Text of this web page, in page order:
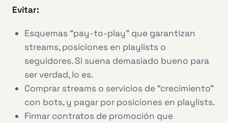
Evitar:
Esquemas “pay-to-play” que garantizan
streams, posiciones en playlists o
seguidores. Si suena demasiado bueno para
ser verdad, lo es.
Comprar streams o servicios de “crecimiento”
con bots, y pagar por posiciones en playlists.
Firmar contratos de promoción que